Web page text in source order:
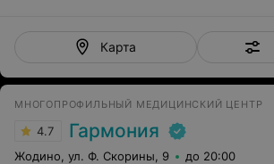
Карта
МНОГОПРОФИЛЬНЫЙ МЕДИЦИНСКИЙ ЦЕНТР
4.7 Гармония
Жодино, ул. Ф. Скорины, 9 до 20:00